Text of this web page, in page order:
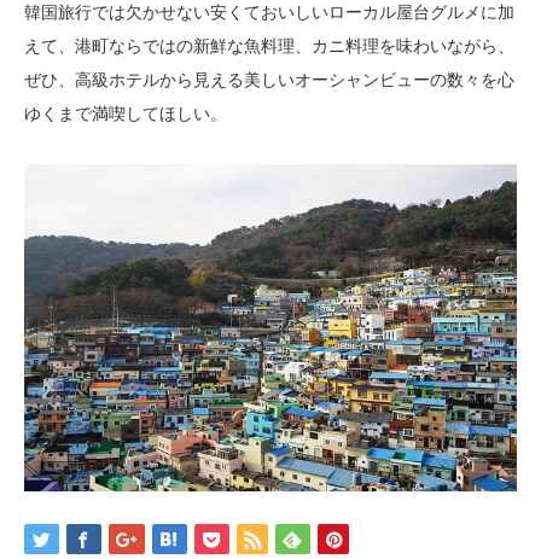
韓国旅行では欠かせない安くておいしいローカル屋台グルメに加
えて、港町ならではの新鮮な魚料理、カニ料理を味わいながら、
ぜひ、高級ホテルから見える美しいオーシャンビューの数々を心
ゆくまで満喫してほしい。